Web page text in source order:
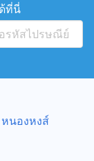
ที่นี่
หนองหงส์